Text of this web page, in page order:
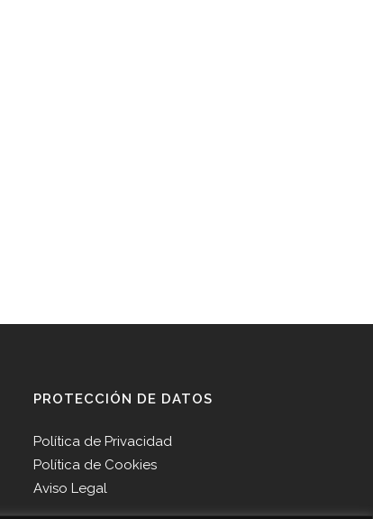
PROTECCIÓN DE DATOS
Política de Privacidad
Política de Cookies
Aviso Legal